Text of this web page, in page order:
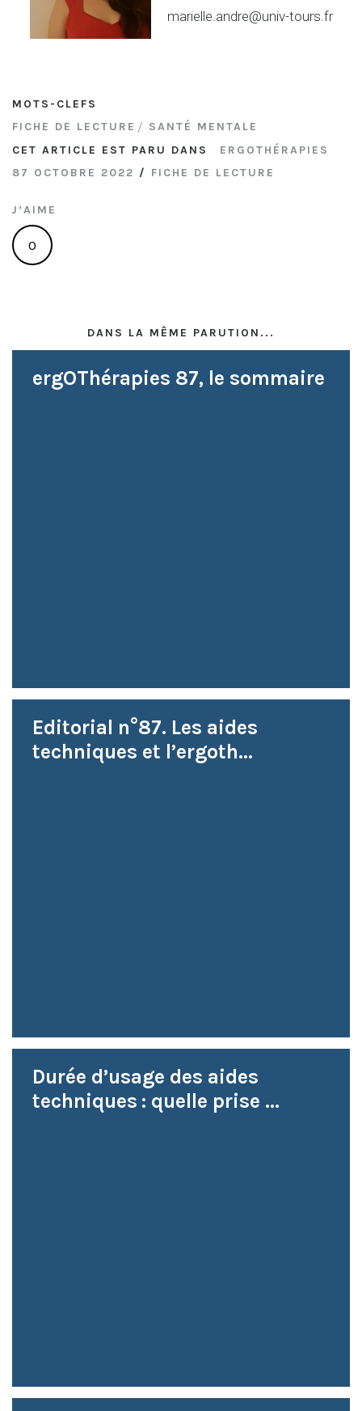
marielle.andre@univ-tours.fr
MOTS-CLEFS
FICHE DE LECTURE
SANTÉ MENTALE
CET ARTICLE EST PARU DANS
ERGOTHÉRAPIES
87 OCTOBRE 2022 / FICHE DE LECTURE
J’AIME
0
DANS LA MÊME PARUTION...
ergOThérapies 87, le sommaire
Editorial n°87. Les aides
techniques et l’ergoth...
Durée d’usage des aides
techniques : quelle prise ...